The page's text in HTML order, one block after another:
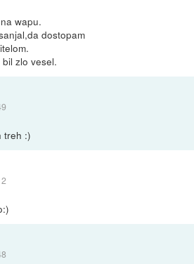
wapu.
dostopam
zlo vesel.
treh :)